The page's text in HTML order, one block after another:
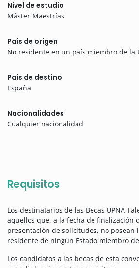
Nivel de estudio
Máster-Maestrías
País de origen
No residente en un país miembro de la
País de destino
España
Nacionalidades
Cualquier nacionalidad
Requisitos
Los destinatarios de las Becas UPNA
aquellos que, a la fecha de finalización
presentación de solicitudes, no posean
residente de ningún Estado miembro
Los candidatos a las becas de esta